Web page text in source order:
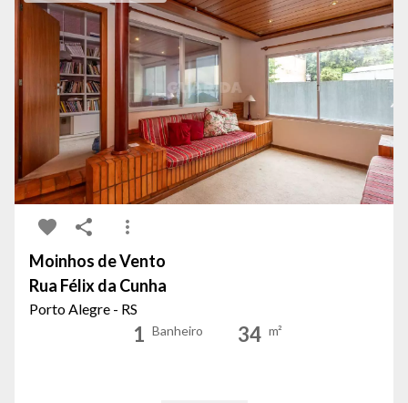
Moinhos de Vento
Rua Félix da Cunha
Porto Alegre - RS
1 Banheiro 34 m²